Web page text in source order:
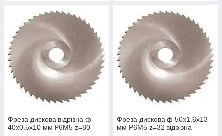
Фреза дискова відрізна ф
40х0.5х10 мм Р6М5 z=80
Фреза дискова ф 50х1.6х13
мм Р6М5 z=32 відрізна